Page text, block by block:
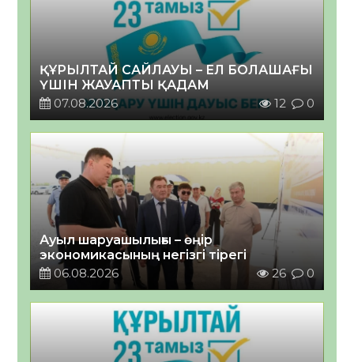
ҚҰРЫЛТАЙ САЙЛАУЫ – ЕЛ БОЛАШАҒЫ
ҮШІН ЖАУАПТЫ ҚАДАМ
07.08.2026
12 0
Ауыл шаруашылығы – өңір
экономикасының негізгі тірегі
06.08.2026
26 0